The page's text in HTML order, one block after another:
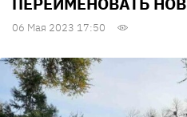
06 Мая 2023 17:50